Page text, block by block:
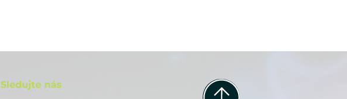
Sledujte nás